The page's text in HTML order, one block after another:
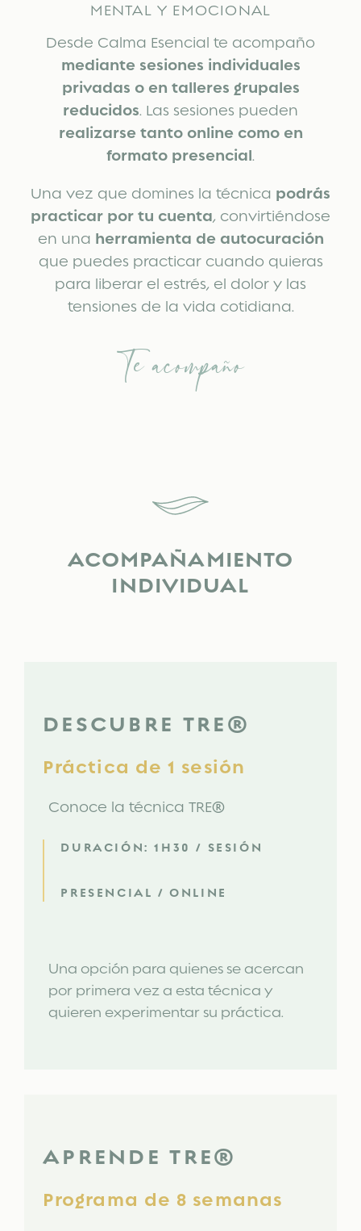
MENTAL Y EMOCIONAL
Desde Calma Esencial te acompaño
mediante sesiones individuales
privadas o en talleres grupales
reducidos. Las sesiones pueden
realizarse tanto online como en
formato presencial.
Una vez que domines la técnica podrás
practicar por tu cuenta, convirtiéndose
en una herramienta de autocuración
que puedes practicar cuando quieras
para liberar el estrés, el dolor y las
tensiones de la vida cotidiana.
Te acompaño
ACOMPAÑAMIENTO
INDIVIDUAL
DESCUBRE TRE®
Práctica de 1 sesión
Conoce la técnica TRE®
DURACIÓN: 1H30 / SESIÓN
PRESENCIAL / ONLINE
Una opción para quienes se acercan
por primera vez a esta técnica y
quieren experimentar su práctica.
APRENDE TRE®
Programa de 8 semanas